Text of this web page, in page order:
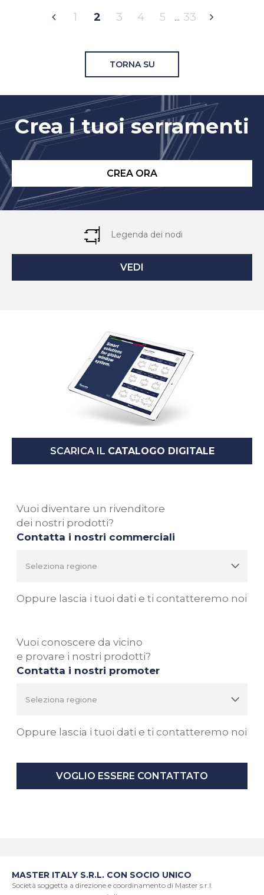
1 2 3 4 5 33
TORNA SU
Crea i tuoi serramenti
CREA ORA
Legenda dei nodi
VEDI
SCARICA IL CATALOGO DIGITALE
Vuoi diventare un rivenditore
dei nostri prodotti?
Contatta i nostri commerciali
Oppure lascia i tuoi dati e ti contatteremo noi
Vuoi conoscere da vicino
e provare i nostri prodotti?
Contatta i nostri promoter
Oppure lascia i tuoi dati e ti contatteremo noi
VOGLIO ESSERE CONTATTATO
MASTER ITALY S.R.L. CON SOCIO UNICO
Società soggetta a direzione e coordinamento di Master s.r.l.